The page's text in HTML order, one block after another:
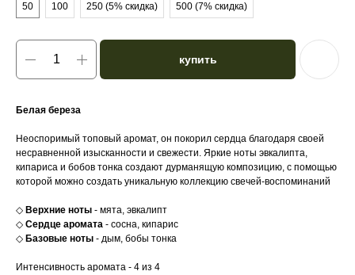
50
100 250 (5% скидка) 500 (7% скидка)
купить
Белая береза
Неоспоримый топовый аромат, он покорил сердца благодаря своей
несравненной изысканности и свежести. Яркие ноты эвкалипта,
кипариса и бобов тонка создают дурманящую композицию, с помощью
которой можно создать уникальную коллекцию свечей-воспоминаний
◇ Верхние ноты - мята, эвкалипт
◇ Сердце аромата - сосна, кипарис
◇ Базовые ноты - дым, бобы тонка
Интенсивность аромата - 4 из 4